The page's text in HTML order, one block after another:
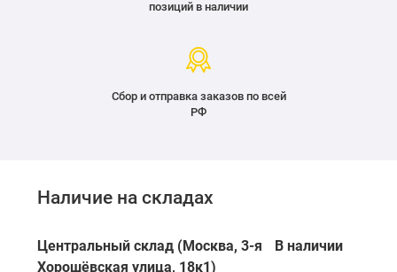
позиций в наличии
Сбор и отправка заказов по всей
РФ
Наличие на складах
Центральный склад (Москва, 3-я
Хорошёвская улица, 18к1)
В наличии